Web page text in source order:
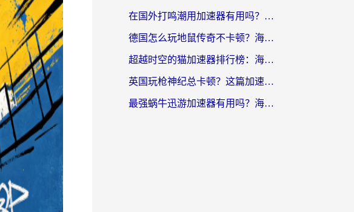
在国外打鸣潮用加速器有用吗？安全吗？海外玩家国服游戏加速全指南
德国怎么玩地鼠传奇不卡顿？海外党国服游戏加速全攻略（含战双EVE实用指南）
超越时空的猫加速器排行榜：海外党国服游戏不卡顿的终极选择指南
英国玩枪神纪总卡顿？这篇加速器选择指南帮你告别延迟（附实测推荐）
最强蜗牛迅游加速器有用吗？海外玩家国服游戏加速避坑指南（附德国玩忍者必须死3流星蝴蝶剑解决办法）